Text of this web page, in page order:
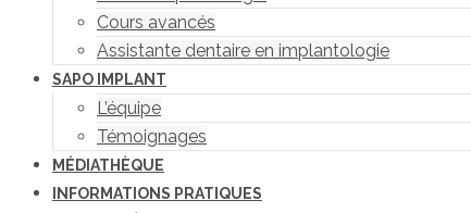
Cours avancés
Assistante dentaire en implantologie
SAPO IMPLANT
L’équipe
Témoignages
MÉDIATHÈQUE
INFORMATIONS PRATIQUES